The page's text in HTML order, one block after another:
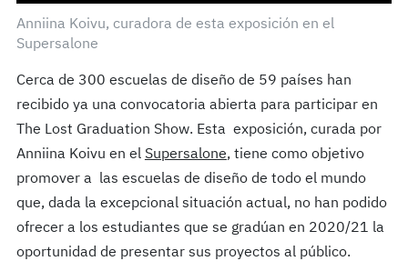
Anniina Koivu, curadora de esta exposición en el
Supersalone
Cerca de 300 escuelas de diseño de 59 países han
recibido ya una convocatoria abierta para participar en
The Lost Graduation Show. Esta exposición, curada por
Anniina Koivu en el Supersalone, tiene como objetivo
promover a las escuelas de diseño de todo el mundo
que, dada la excepcional situación actual, no han podido
ofrecer a los estudiantes que se gradúan en 2020/21 la
oportunidad de presentar sus proyectos al público.